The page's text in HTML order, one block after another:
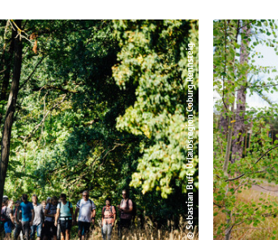
© Sebastian Buff, Urlaubsregion Coburg.Rennsteig